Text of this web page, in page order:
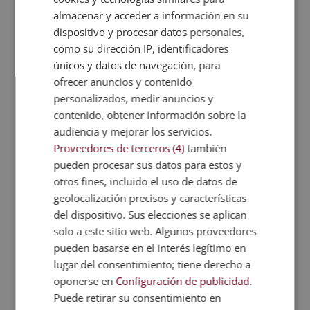
Enviar
División de 4 días (upper/lower)
Esta forma de dividir los grupos musculares para
entrenar facilita una recuperación adecuada al
mismo tiempo que se asegura de que cada grupo
muscular reciba suficiente estímulo.
Día 1: parte superior. Entrena la parte superior
del cuerpo, específicamente pecho, espalda y
hombros.
Día 2: parte inferior. Incluye cuádriceps,
isquiotibiales, glúteos y pantorrillas.
Día 3: parte superior. En este caso, lo que se
entrena son los bíceps y los tríceps.
Día 4: parte inferior. Finalmente, se entrenan las
almacenar y acceder a información en su
dispositivo y procesar datos personales,
como su dirección IP, identificadores
únicos y datos de navegación, para
ofrecer anuncios y contenido
personalizados, medir anuncios y
contenido, obtener información sobre la
audiencia y mejorar los servicios.
Proveedores de terceros (4) también
pueden procesar sus datos para estos y
otros fines, incluido el uso de datos de
geolocalización precisos y características
del dispositivo. Sus elecciones se aplican
solo a este sitio web. Algunos proveedores
pueden basarse en el interés legítimo en
lugar del consentimiento; tiene derecho a
oponerse en Configuración de publicidad.
Puede retirar su consentimiento en